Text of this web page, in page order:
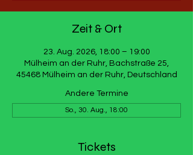
Zeit & Ort
23. Aug. 2026, 18:00 – 19:00
Mülheim an der Ruhr, Bachstraße 25,
45468 Mülheim an der Ruhr, Deutschland
Andere Termine
So., 30. Aug., 18:00
Tickets